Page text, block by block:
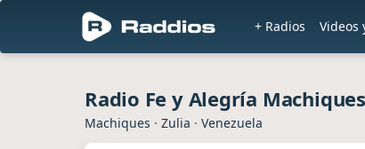
+ Radios Videos
Radio Fe y Alegría
Machiques · Zulia · Venezuela